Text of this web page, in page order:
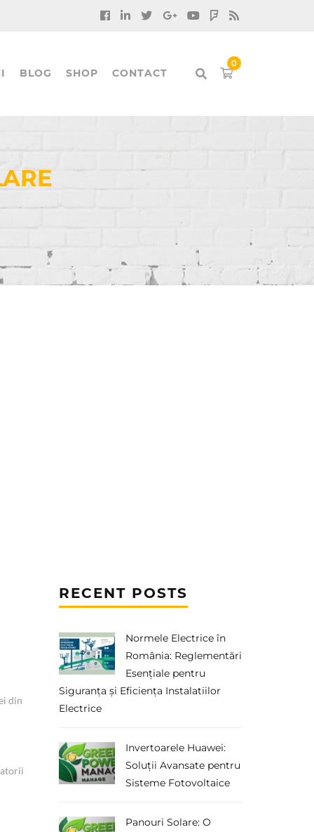
BLOG SHOP CONTACT
din
RECENT POSTS
Normele Electrice în
România: Reglementări
Esențiale pentru
Siguranța și Eficiența Instalatiilor
Electrice
Invertoarele Huawei:
Soluții Avansate pentru
Sisteme Fotovoltaice
Panouri Solare: O